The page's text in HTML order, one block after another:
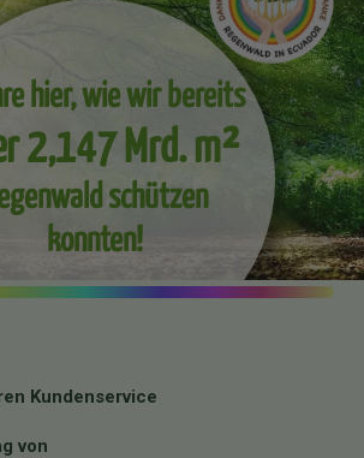
hier, wie wir bereits
2,147 Mrd. m²
schützen
konnten!
Kundenservice
von